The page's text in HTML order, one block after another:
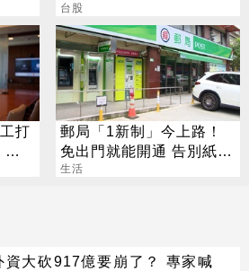
點
台股
打
一
郵局「1新制」今上路！
免出門就能開通 告別紙本
不用跑臨櫃
生活
資大砍917億要崩了？ 專家喊